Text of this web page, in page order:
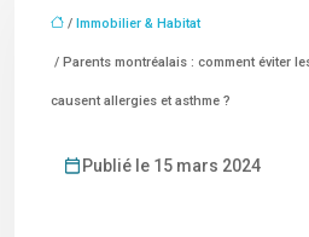
/ Immobilier & Habitat
/ Parents montréalais : comment éviter
causent allergies et asthme ?
Publié le 15 mars 2024